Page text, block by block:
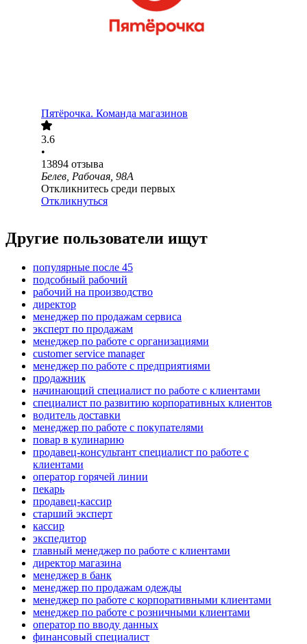
Пятёрочка. Команда магазинов
3.6
•
13894 отзыва
Белев, Рабочая, 98А
Откликнитесь среди первых
Откликнуться
Другие пользователи ищут
популярные после 45
подсобный рабочий
рабочий на производство
директор
менеджер по продажам сервиса
эксперт по продажам
менеджер по работе с организациями
customer service manager
менеджер по работе с предприятиями
продажник
начинающий специалист по работе с клиентами
специалист по развитию корпоративных клиентов
водитель доставки
менеджер по работе с покупателями
повар в кулинарию
продавец-консультант специалист по работе с
клиентами
оператор горячей линии
пекарь
продавец-кассир
старший эксперт
кассир
экспедитор
главный менеджер по работе с клиентами
директор магазина
менеджер в банк
менеджер по продажам одежды
менеджер по работе с корпоративными клиентами
менеджер по работе с розничными клиентами
оператор по вводу данных
финансовый специалист